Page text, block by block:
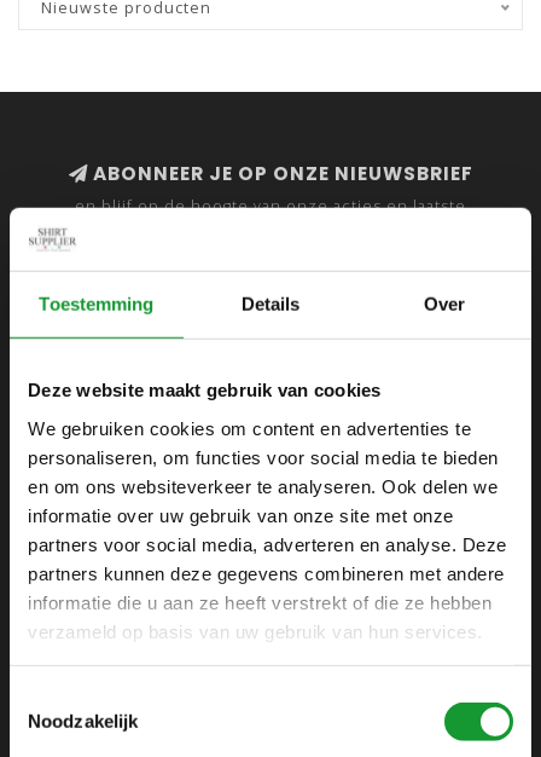
Toestemming Details Over
Deze website maakt gebruik van cookies
We gebruiken cookies om content en advertenties te
personaliseren, om functies voor social media te bieden
en om ons websiteverkeer te analyseren. Ook delen we
informatie over uw gebruik van onze site met onze
partners voor social media, adverteren en analyse. Deze
partners kunnen deze gegevens combineren met andere
informatie die u aan ze heeft verstrekt of die ze hebben
verzameld op basis van uw gebruik van hun services.
Noodzakelijk
Nieuwste producten
ABONNEER JE OP ONZE NIEUWSBRIEF
en blijf op de hoogte van onze acties en laatste
SHIRTSUPPLIER.NL
Webshop voor mannen
Zijlijnstraat 24
1433 DC
+31 6 42 52 32 80
+31 6 42 52 32 80